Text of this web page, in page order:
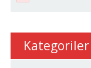
Kategoriler